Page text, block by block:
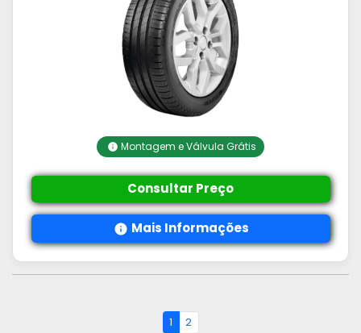
Montagem e Válvula Grátis
Consultar Preço
Mais Informações
1 2